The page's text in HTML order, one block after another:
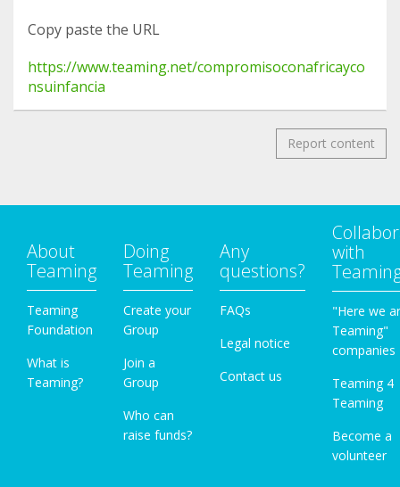
Copy paste the URL
https://www.teaming.net/compromisoconafricayco
nsuinfancia
Report content
About
Teaming
Teaming
Foundation
What is
Teaming?
Doing
Teaming
Create your
Group
Join a
Group
Who can
raise funds?
Any
questions?
FAQs
Legal notice
Contact us
with
"Here we
Teaming"
companies
Teaming 4
Teaming
Become a
volunteer